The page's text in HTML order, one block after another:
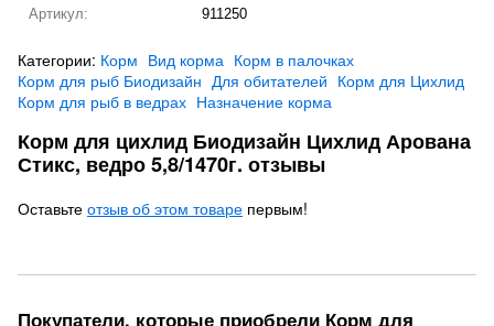
Артикул:
911250
Категории: Корм Вид корма Корм в палочках
Корм для рыб Биодизайн Для обитателей Корм для Цихлид
Корм для рыб в ведрах Назначение корма
Корм для цихлид Биодизайн Цихлид Арована
Стикс, ведро 5,8/1470г. отзывы
Оставьте отзыв об этом товаре первым!
Покупатели, которые приобрели Корм для